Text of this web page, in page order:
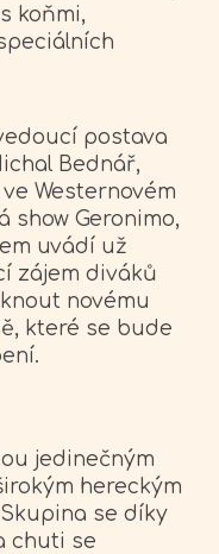
koňmi,
postava
Bednář,
Westernovém
show Geronimo,
uvádí už
zájem diváků
novému
které se bude
jedinečným
hereckým
se díky
chuti se